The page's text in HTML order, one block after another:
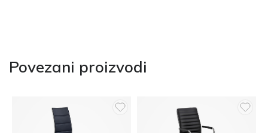
Povezani proizvodi